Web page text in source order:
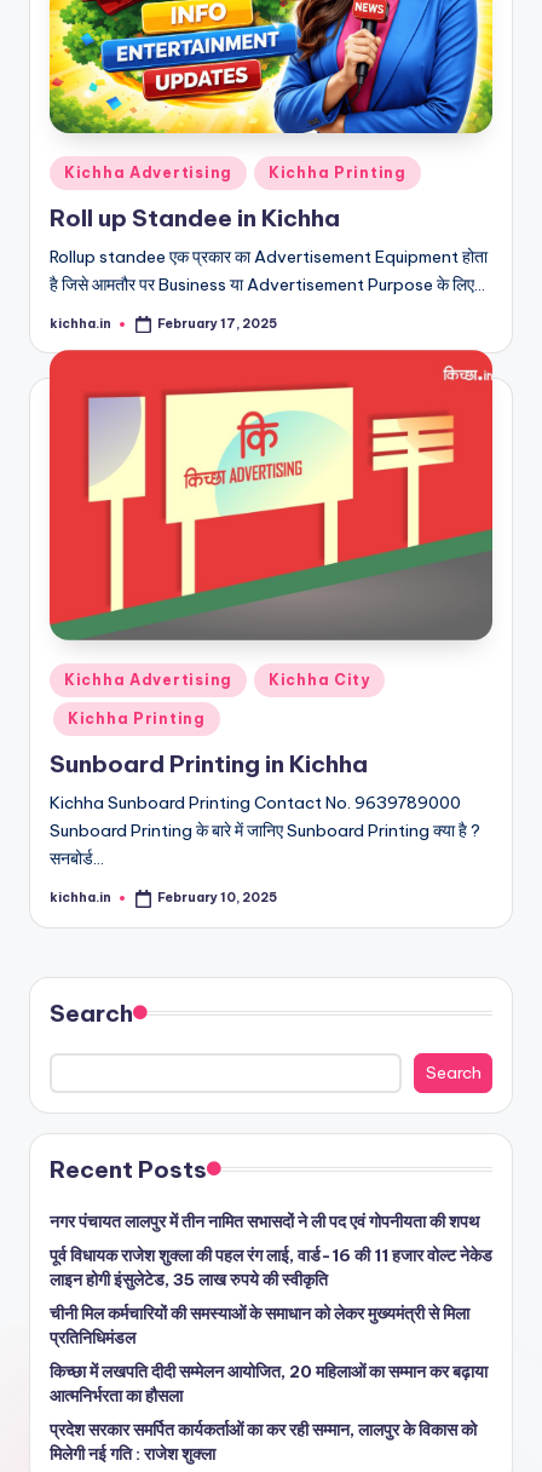
Kichha Advertising Kichha Printing
Roll up Standee in Kichha
Rollup standee एक प्रकार का Advertisement Equipment होता
है जिसे आमतौर पर Business या Advertisement Purpose के लिए…
kichha.in February 17, 2025
Kichha Advertising Kichha City
Kichha Printing
Sunboard Printing in Kichha
Kichha Sunboard Printing Contact No. 9639789000
Sunboard Printing के बारे में जानिए Sunboard Printing क्या है ?
सनबोर्ड…
kichha.in February 10, 2025
Search
Search
Recent Posts
नगर पंचायत लालपुर में तीन नामित सभासदों ने ली पद एवं गोपनीयता की शपथ
पूर्व विधायक राजेश शुक्ला की पहल रंग लाई, वार्ड-16 की 11 हजार वोल्ट नेकेड
लाइन होगी इंसुलेटेड, 35 लाख रुपये की स्वीकृति
चीनी मिल कर्मचारियों की समस्याओं के समाधान को लेकर मुख्यमंत्री से मिला
प्रतिनिधिमंडल
किच्छा में लखपति दीदी सम्मेलन आयोजित, 20 महिलाओं का सम्मान कर बढ़ाया
आत्मनिर्भरता का हौसला
प्रदेश सरकार समर्पित कार्यकर्ताओं का कर रही सम्मान, लालपुर के विकास को
मिलेगी नई गति : राजेश शुक्ला